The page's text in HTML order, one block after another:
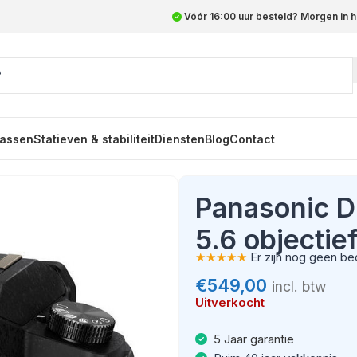
Vóór 16:00 uur besteld? Morgen in
Statieven & stabiliteitDienstenBlogContact
14-42mm f/3.5-5.6 objectief
Panasonic
5.6
★★★★★ Er zijn nog geen
€549,00 incl. btw
Uitverkocht
5 Jaar garantie